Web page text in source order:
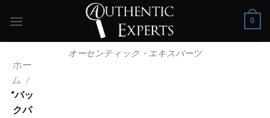
オーセンティック・エキスパーツ
0
ホー
ム /
“バッ
クパ